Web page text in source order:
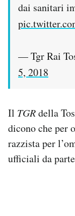
dai sanitari
— Tgr Rai
5, 2018
Il TGRdella
dicono che per
razzista per
ufficiali da